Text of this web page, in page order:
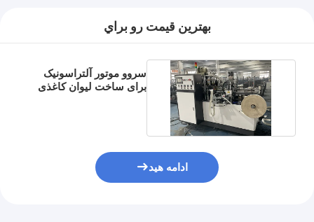
بهترين قيمت رو براي
سروو موتور آلتراسونیک
برای ساخت لیوان کاغذی
ادامه هید